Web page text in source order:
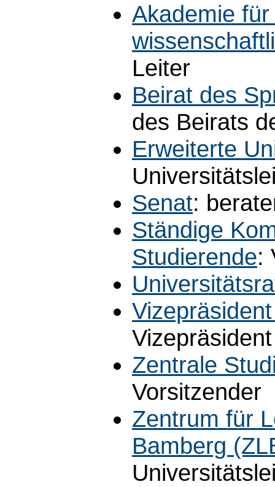
Akademie
Leiter
Beirat des
des Beirats
Erweiterte
Senat:
Ständige
Studierende:
Vizepräsident
Zentrale
Vorsitzender
Zentrum für
Bamberg